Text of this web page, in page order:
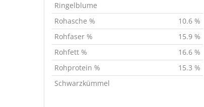
Ringelblume
Rohasche %
10.6 %
Rohfaser %
15.9 %
Rohfett %
16.6 %
Rohprotein %
15.3 %
Schwarzkümmel